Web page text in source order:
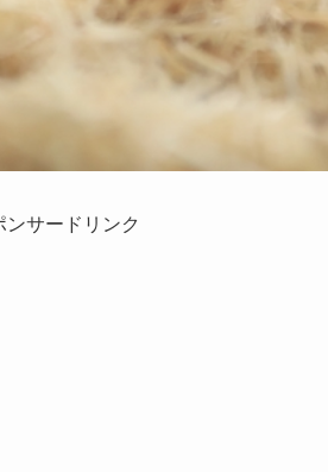
ンサードリンク